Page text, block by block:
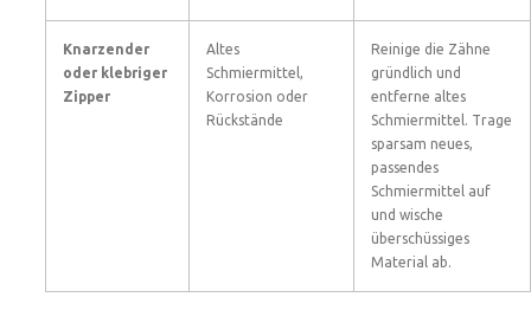
Knarzender
oder klebriger
Zipper
Altes
Schmiermittel,
Korrosion oder
Rückstände
Reinige die Zähne
gründlich und
entferne altes
Schmiermittel. Trage
sparsam neues,
passendes
Schmiermittel auf
und wische
überschüssiges
Material ab.